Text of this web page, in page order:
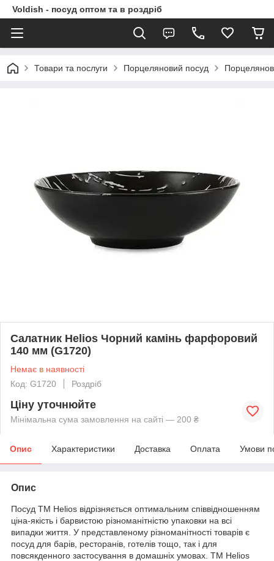
Voldish - посуд оптом та в роздріб
Товари та послуги Порцеляновий посуд
Салатник Helios Чорний камінь фарфоровий
140 мм (G1720)
Немає в наявності
Код: G1720
Роздріб
Ціну уточнюйте
Мінімальна сума замовлення на сайті — 200 ₴
Опис Характеристики Доставка Оплата Умови
Опис
Посуд TM Helios відрізняється оптимальним співвідношенням
ціна-якість і барвистою різноманітністю упаковки на всі
випадки життя. У представленому різноманітності товарів є
посуд для барів, ресторанів, готелів тощо, так і для
повсякденного застосування в домашніх умовах. TM Helios